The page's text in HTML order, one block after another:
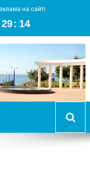
на сайті
29 : 14
Южный